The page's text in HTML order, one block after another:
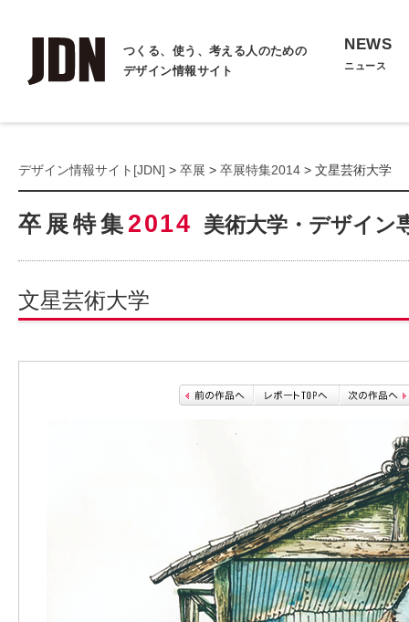
つくる、使う、考える人のための
デザイン情報サイト
NEWS
ニュース
デザイン情報サイト[JDN] > 卒展 > 卒展特集2014 > 文星芸術大学
卒展特集 2014 美術大学・デザイン
文星芸術大学